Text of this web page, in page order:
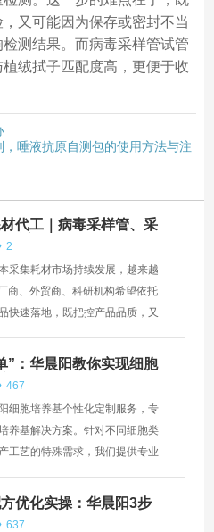
又可能因为保存或密封不当
测结果。而病毒采样管试管
绒拭子匹配度高，更便于收
唾液抗原自测包的使用方法与注
代工｜病毒采样管、采
注塑、来料加工服务
阳科技有限公司
2
采集耗材市场持续发展，越来越
商、外贸商、科研机构希望依托
快速落地，既把控产品品质，又
”：华晨阳教你实现细胞
制
467
细胞培养基个性化定制服务，专
养基解决方案。针对不同细胞类
工艺的特殊需求，我们提供专业
优化实操：华晨阳3步
与活性
637